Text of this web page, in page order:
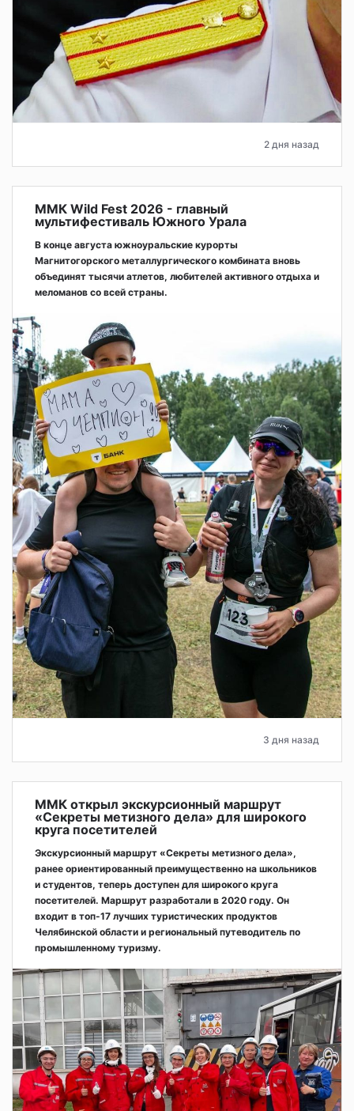
2 дня назад
ММК Wild Fest 2026 - главный
мультифестиваль Южного Урала
В конце августа южноуральские курорты
Магнитогорского металлургического комбината вновь
объединят тысячи атлетов, любителей активного отдыха и
меломанов со всей страны.
3 дня назад
ММК открыл экскурсионный маршрут
«Секреты метизного дела» для широкого
круга посетителей
Экскурсионный маршрут «Секреты метизного дела»,
ранее ориентированный преимущественно на школьников
и студентов, теперь доступен для широкого круга
посетителей. Маршрут разработали в 2020 году. Он
входит в топ-17 лучших туристических продуктов
Челябинской области и региональный путеводитель по
промышленному туризму.